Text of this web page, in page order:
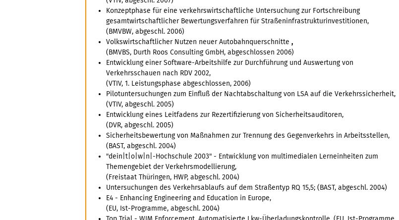
Konzeptphase für eine verkehrswirtschaftliche Untersuchung zur Fortschreibung
gesamtwirtschaftlicher Bewertungsverfahren für Straßeninfrastrukturinvestitionen,
(BMVBW, abgeschl. 2006)
Volkswirtschaftlicher Nutzen neuer Autobahnquerschnitte ,
(BMVBS, Durth Roos Consulting GmbH, abgeschlossen 2006)
Entwicklung einer Software-Arbeitshilfe zur Durchführung und Auswertung von
Verkehrsschauen nach RDV 2002,
(VTIV, 1. Leistungsphase abgeschlossen, 2006)
Pilotuntersuchungen zum Einfluß der Nachtabschaltung von LSA auf die Verkehrssicherheit,
(VTIV, abgeschl. 2005)
Entwicklung eines Leitfadens zur Rezertifizierung von Sicherheitsauditoren,
(DVR, abgeschl. 2005)
Sicherheitsbewertung von Maßnahmen zur Trennung des Gegenverkehrs in Arbeitsstellen,
(BAST, abgeschl. 2004)
"dein|t|o|w|n|-Hochschule 2003" - Entwicklung von multimedialen Lerneinheiten zum
Themengebiet der Verkehrsmodellierung,
(Freistaat Thüringen, HWP, abgeschl. 2004)
Untersuchungen des Verkehrsablaufs auf dem Straßentyp RQ 15,5; (BAST, abgeschl. 2004)
E4 - Enhancing Engineering and Education in Europe,
(EU, Ist-Programme, abgeschl. 2004)